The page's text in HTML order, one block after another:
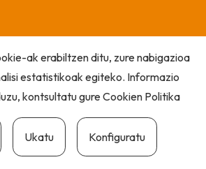
ak erabiltzen ditu, zure nabigazioa
estatistikoak egiteko. Informazio
kontsultatu gureCookien Politika
Ukatu Konfiguratu